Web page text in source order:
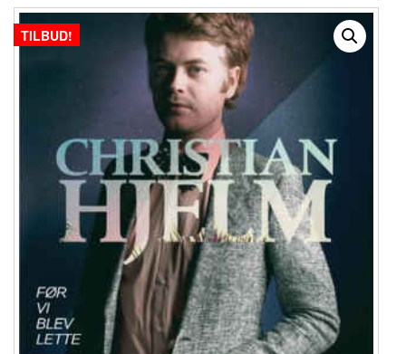
TILBUD!